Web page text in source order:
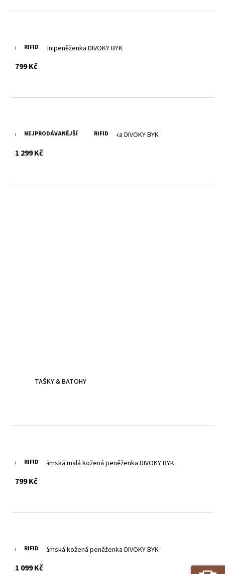
RIFID
Červená minipeněženka DIVOKY BYK
799 Kčs DPH
NEJPRODÁVANĚJŠÍ RIFID
Červená dámská kožená peněženka DIVOKY BYK
1 299 Kčs DPH
TAŠKY & BATOHY
RIFID
Červená dámská malá kožená peněženka DIVOKY BYK
799 Kčs DPH
RIFID
Červená dámská kožená peněženka DIVOKY BYK
1 099 Kčs DPH